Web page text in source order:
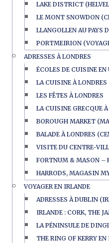
LAKE DISTRICT
LE MONT SNOWDON
LLANGOLLEN AU PAYS
PORTMEIRION
ADRESSES À LONDRES
ÉCOLES DE CUISINE EN
LA CUISINE À LONDRES
LES FÊTES À LONDRES
LA CUISINE GRECQUE
BOROUGH MARKET
BALADE À LONDRES
VISITE DU CENTRE-
FORTNUM & MASON –
HARRODS, MAGASIN
VOYAGER EN IRLANDE
ADRESSES À DUBLIN
IRLANDE : CORK, THE
LA PÉNINSULE DE
THE RING OF KERRY